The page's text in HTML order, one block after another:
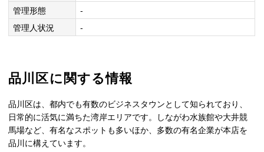
管理形態
-
管理人状況
-
品川区に関する情報
品川区は、都内でも有数のビジネスタウンとして知られており、
日常的に活気に満ちた湾岸エリアです。しながわ水族館や大井競
馬場など、有名なスポットも多いほか、多数の有名企業が本店を
品川に構えています。